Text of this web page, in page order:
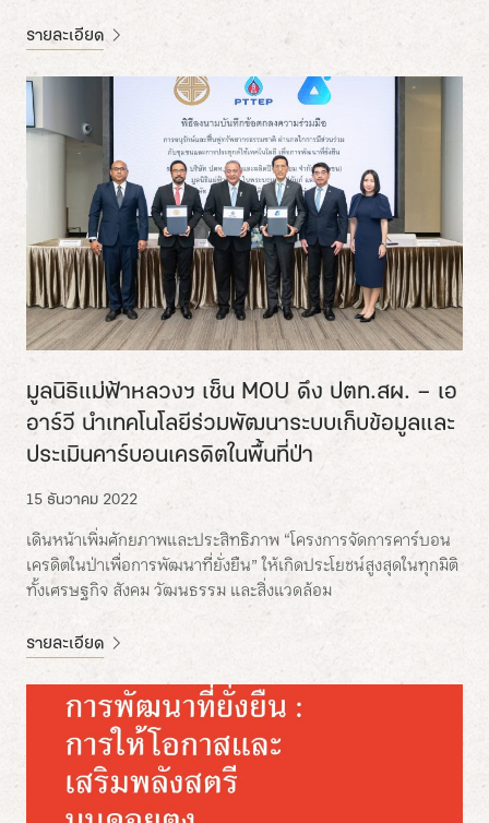
รายละเอียด
มูลนิธิแม่ฟ้าหลวงฯ เซ็น MOU ดึง ปตท.สผ. – เอ
อาร์วี นำเทคโนโลยีร่วมพัฒนาระบบเก็บข้อมูลและ
ประเมินคาร์บอนเครดิตในพื้นที่ป่า
15 ธันวาคม 2022
เดินหน้าเพิ่มศักยภาพและประสิทธิภาพ “โครงการจัดการคาร์บอน
เครดิตในป่าเพื่อการพัฒนาที่ยั่งยืน” ให้เกิดประโยชน์สูงสุดในทุกมิติ
ทั้งเศรษฐกิจ สังคม วัฒนธรรม และสิ่งแวดล้อม
รายละเอียด